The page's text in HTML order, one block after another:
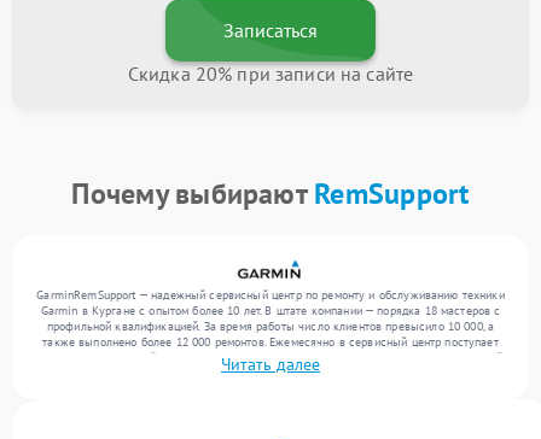
Записаться
Скидка 20% при записи на сайте
Почему выбираютRemSupport
GarminRemSupport — надежный сервисный центр по ремонту и обслуживанию техники
Garmin в Кургане с опытом более 10 лет. В штате компании — порядка 18 мастеров с
профильной квалификацией. За время работы число клиентов превысило 10 000, а
также выполнено более 12 000 ремонтов. Ежемесячно в сервисный центр поступает
более 300 обращений, включая , , . Мы работаем с широким спектром неисправностей
и поддерживаем высокий стандарт качества благодаря квалификации мастеров.
Читать далее